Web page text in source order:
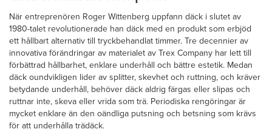
När entreprenören Roger Wittenberg uppfann däck i slutet av
1980-talet revolutionerade han däck med en produkt som erbjöd
ett hållbart alternativ till tryckbehandlat timmer. Tre decennier av
innovativa förändringar av materialet av Trex Company har lett till
förbättrad hållbarhet, enklare underhåll och bättre estetik. Medan
däck oundvikligen lider av splitter, skevhet och ruttning, och kräver
betydande underhåll, behöver däck aldrig färgas eller slipas och
ruttnar inte, skeva eller vrida som trä. Periodiska rengöringar är
mycket enklare än den oändliga putsning och betsning som krävs
för att underhålla trädäck.